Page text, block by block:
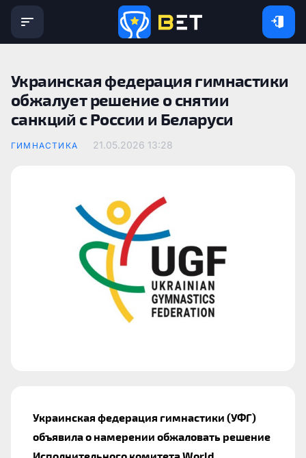
Украинская федерация гимнастики
обжалует решение о снятии
санкций с России и Беларуси
ГИМНАСТИКА 21.05.2026 13:28
Украинская федерация гимнастики (УФГ)
объявила о намерении обжаловать решение